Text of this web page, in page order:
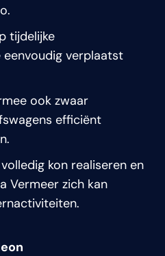
tijdelijke
verplaatst
ook zwaar
efficiënt
kon realiseren en
Vermeer zich kan